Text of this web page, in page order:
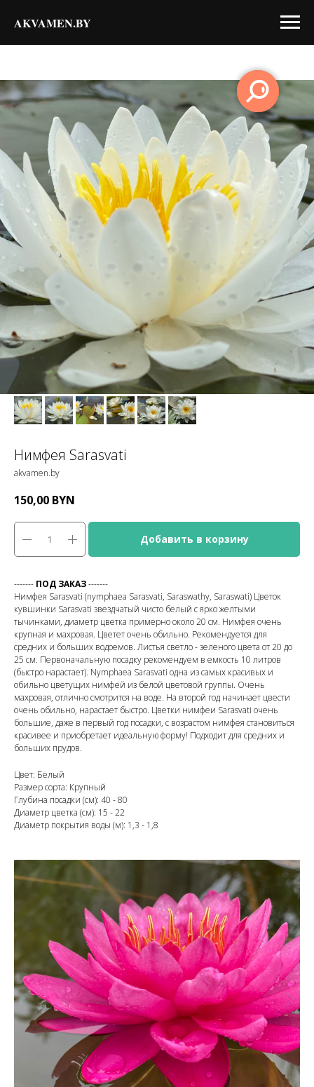
AKVAMEN.BY
Нимфея Sarasvati
akvamen.by
150,00 BYN
Добавить в корзину
------- ПОД ЗАКАЗ-------
Нимфея Sarasvati (nymphaea Sarasvati, Saraswathy, Saraswati) Цветок
кувшинки Sarasvati звездчатый чисто белый с ярко желтыми
тычинками, диаметр цветка примерно около 20 см. Нимфея очень
крупная и махровая. Цветет очень обильно. Рекомендуется для
средних и больших водоемов. Листья светло - зеленого цвета от 20 до
25 см. Первоначальную посадку рекомендуем в емкость 10 литров
(быстро нарастает). Nymphaea Sarasvati одна из самых красивых и
обильно цветущих нимфей из белой цветовой группы. Очень
махровая, отлично смотрится на воде. На второй год начинает цвести
очень обильно, нарастает быстро. Цветки нимфеи Sarasvati очень
большие, даже в первый год посадки, с возрастом нимфея становиться
красивее и приобретает идеальную форму! Подходит для средних и
больших прудов.
Цвет: Белый
Размер сорта: Крупный
Глубина посадки (см): 40 - 80
Диаметр цветка (см): 15 - 22
Диаметр покрытия воды (м): 1,3 - 1,8